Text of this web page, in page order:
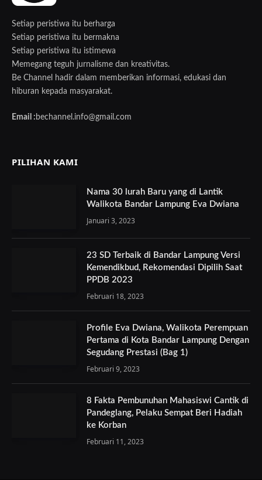
Setiap peristiwa itu berharga
Setiap peristiwa itu bermakna
Setiap peristiwa itu istimewa
Memegang teguh jurnalisme dan kreativitas.
Be Channel hadir dalam memberikan informasi, edukasi dan
hiburan kepada masyarakat.
Email : bechannel.info@gmail.com
PILIHAN KAMI
Nama 30 lurah Baru yang di Lantik
Walikota Bandar Lampung Eva Dwiana
Januari 3, 2023
23 SD Terbaik di Bandar Lampung Versi
Kemendikbud, Rekomendasi Dipilih Saat
PPDB 2023
Februari 18, 2023
Profile Eva Dwiana, Walikota Perempuan
Pertama di Kota Bandar Lampung Dengan
Segudang Prestasi (Bag 1)
Februari 9, 2023
8 Fakta Pembunuhan Mahasiswi Cantik di
Pandeglang, Pelaku Sempat Beri Hadiah
ke Korban
Februari 11, 2023